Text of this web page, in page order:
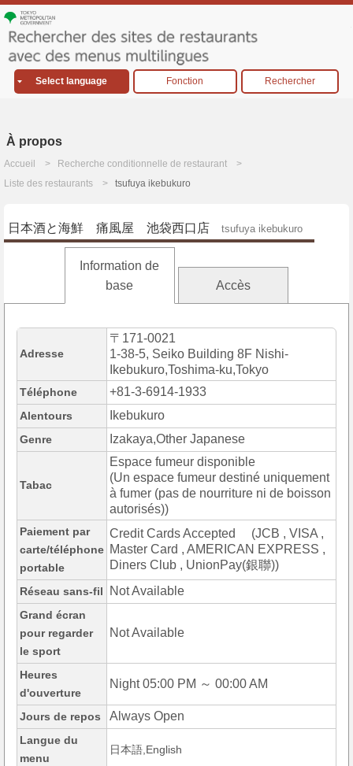
Select language Fonction Rechercher
À propos
Accueil
Recherche conditionnelle de restaurant
Liste des restaurants
tsufuya ikebukuro
日本酒と海鮮 痛風屋 池袋西口店 tsufuya ikebukuro
Information de
base
Accès
Adresse
〒171-0021
1-38-5, Seiko Building 8F Nishi-
Ikebukuro,Toshima-ku,Tokyo
Téléphone +81-3-6914-1933
Alentours Ikebukuro
Genre Izakaya,Other Japanese
Tabac
Espace fumeur disponible
(Un espace fumeur destiné uniquement
à fumer (pas de nourriture ni de boisson
autorisés))
Paiement par
carte/téléphone
portable
Credit Cards Accepted (JCB , VISA ,
Master Card , AMERICAN EXPRESS ,
Diners Club , UnionPay(銀聯))
Réseau sans-fil Not Available
Grand écran
pour regarder
le sport
Not Available
Heures
d'ouverture
Night 05:00 PM ～ 00:00 AM
Jours de repos Always Open
Langue du
menu
日本語,English